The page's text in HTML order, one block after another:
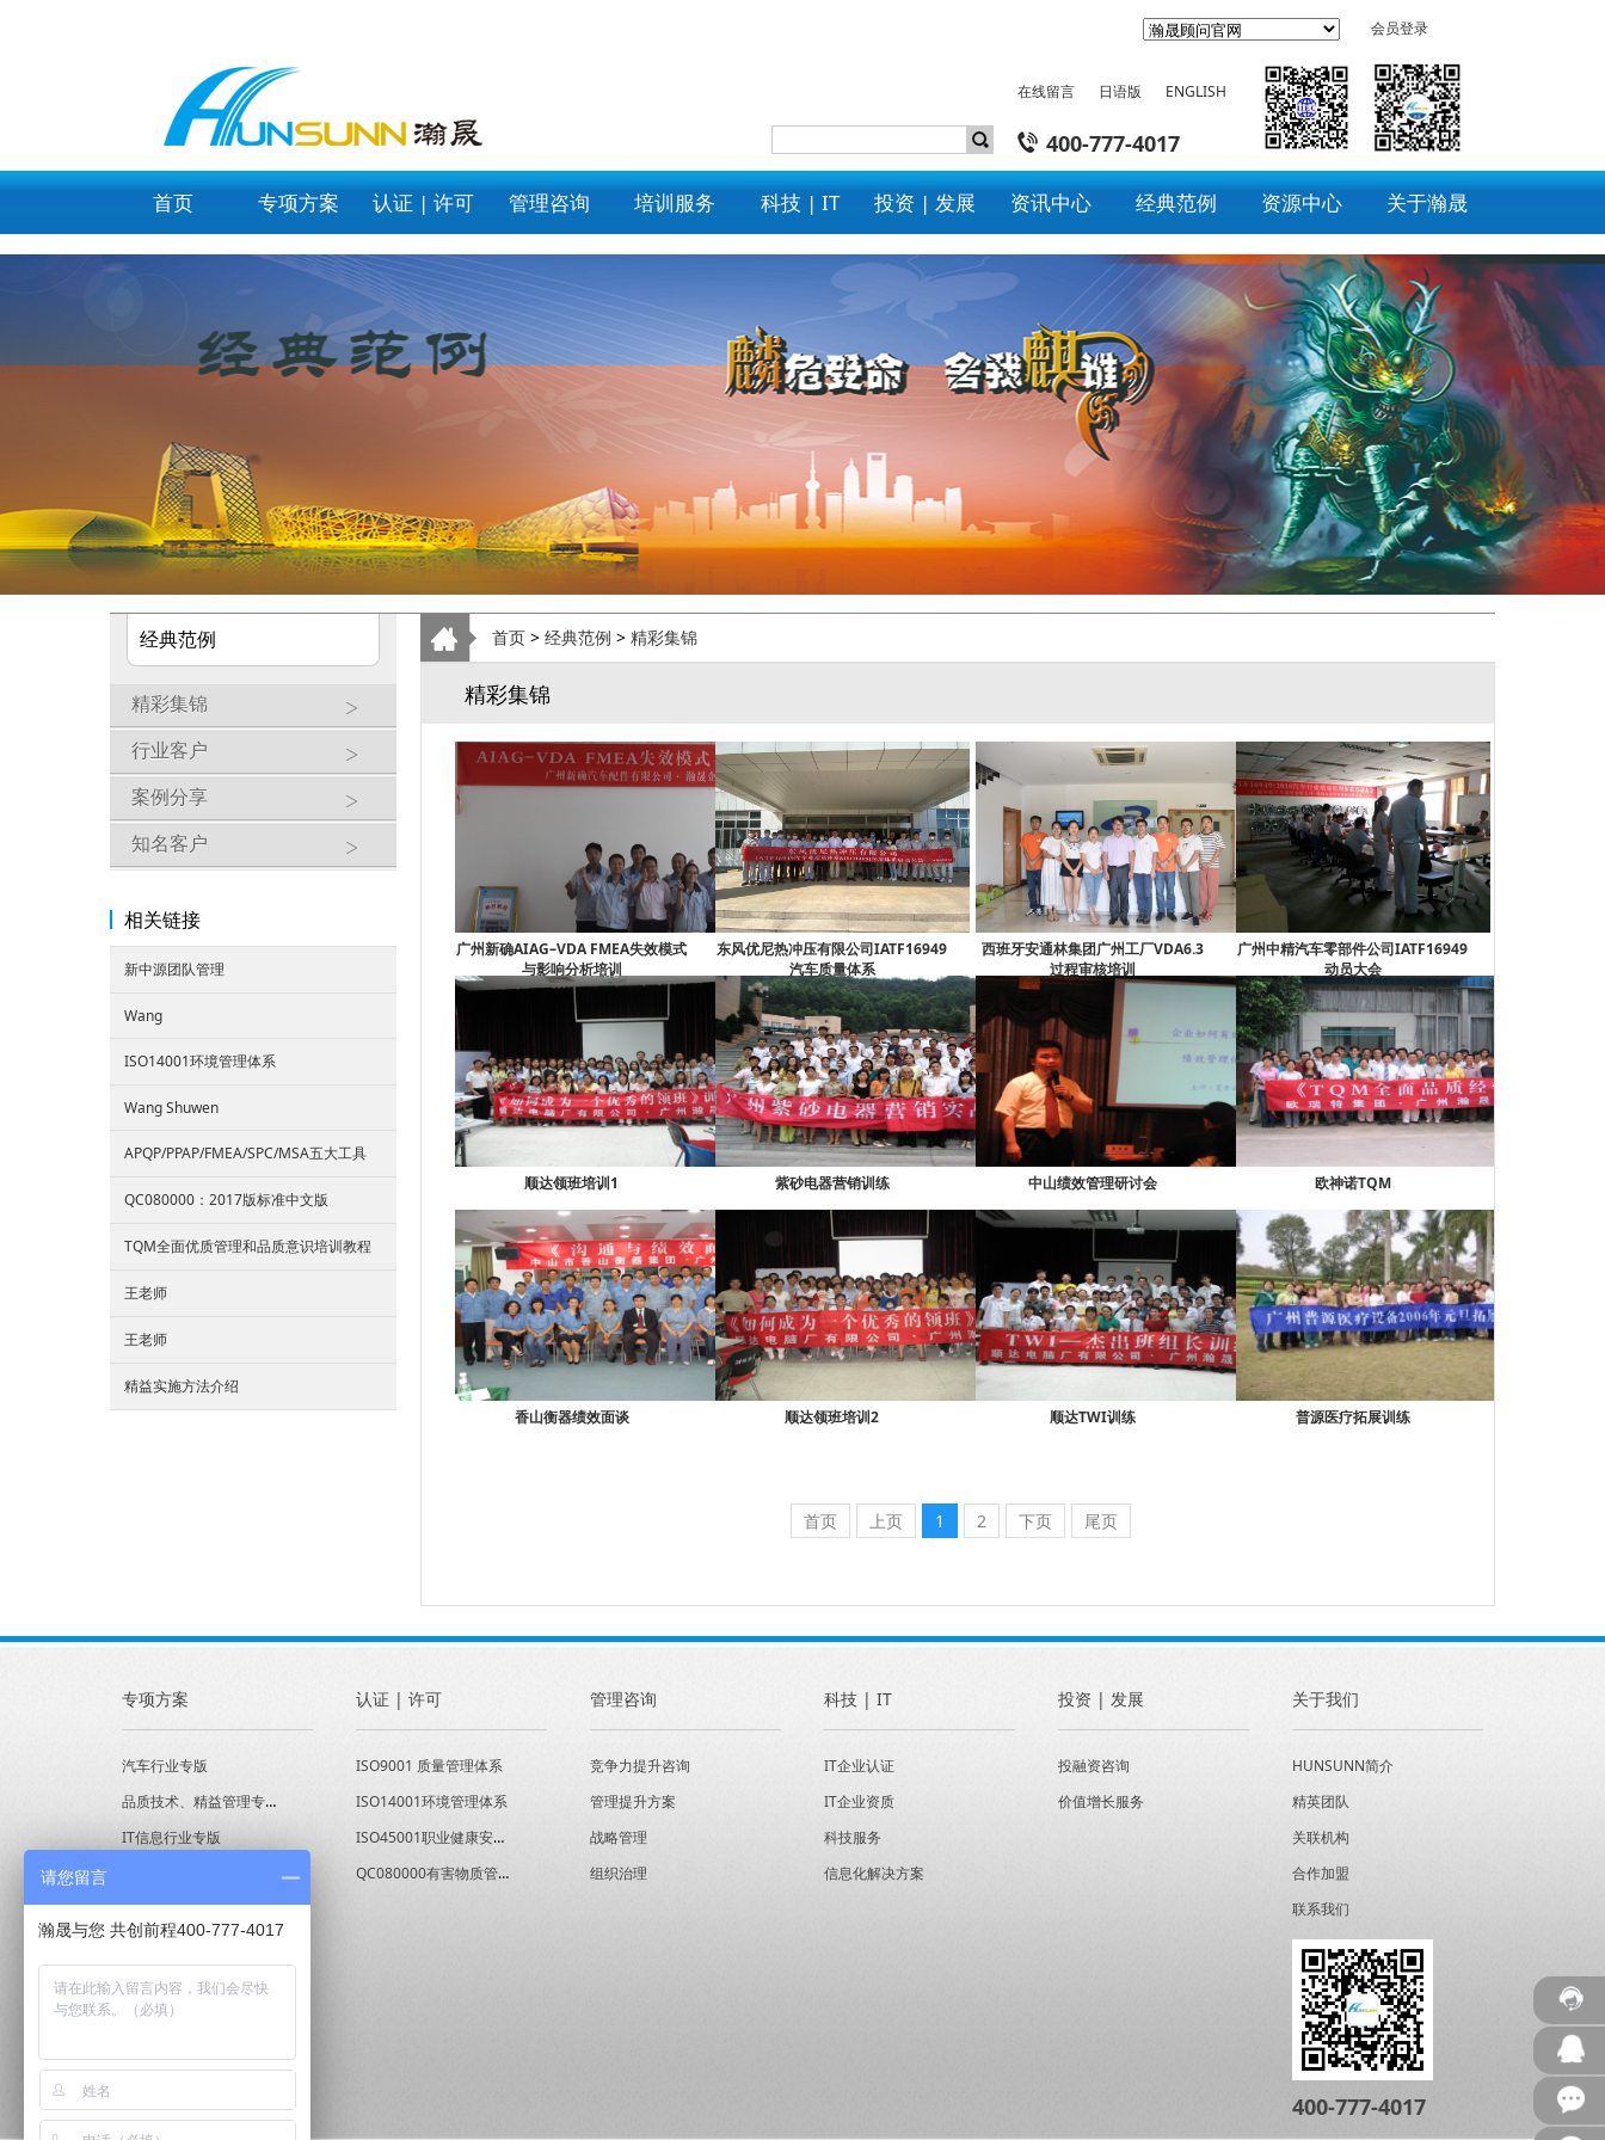
会员登录
在线留言 日语版 ENGLISH
400-777-4017
首页 专项方案 认证 | 许可 管理咨询 培训服务 科技 | IT 投资 | 发展 资讯中心 经典范例 资源中心 关于瀚晟
经典范例
精彩集锦
行业客户
案例分享
知名客户
相关链接
新中源团队管理
Wang
ISO14001环境管理体系
Wang Shuwen
APQP/PPAP/FMEA/SPC/MSA五大工具
QC080000：2017版标准中文版
TQM全面优质管理和品质意识培训教程
王老师
王老师
精益实施方法介绍
首页 > 经典范例 > 精彩集锦
精彩集锦
广州新确AIAG–VDA FMEA失效模式
与影响分析培训
东风优尼热冲压有限公司IATF16949
汽车质量体系
西班牙安通林集团广州工厂VDA6.3
过程审核培训
广州中精汽车零部件公司IATF16949
动员大会
顺达领班培训1 紫砂电器营销训练 中山绩效管理研讨会 欧神诺TQM
香山衡器绩效面谈 顺达领班培训2 顺达TWI训练 普源医疗拓展训练
首页 上页 1 2 下页 尾页
专项方案
汽车行业专版
品质技术、精益管理专版
IT信息行业专版
认证 | 许可
ISO9001 质量管理体系
ISO14001环境管理体系
ISO45001职业健康安全管理体系
QC080000有害物质管理体系
管理咨询
竞争力提升咨询
管理提升方案
战略管理
组织治理
科技 | IT
IT企业认证
IT企业资质
科技服务
信息化解决方案
投资 | 发展
投融资咨询
价值增长服务
关于我们
HUNSUNN简介
精英团队
关联机构
合作加盟
联系我们
400-777-4017
请您留言
瀚晟与您 共创前程400-777-4017